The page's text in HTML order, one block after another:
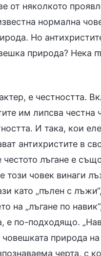
от няколкото
нормална
Но
природа? Нека
е честността.
им липсва
И така, кои
антихристите в
лъгане е
човек винаги
като „пълен с
на „лъгане по
е по-подходящо.
природа
черта, с